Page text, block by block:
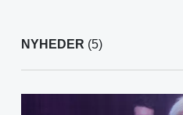
NYHEDER (5)